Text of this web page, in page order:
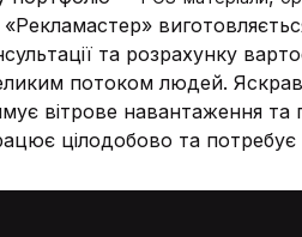
«Рекламастер»
та розрахунку
потоком людей.
вітрове навантаження
цілодобово та потребує